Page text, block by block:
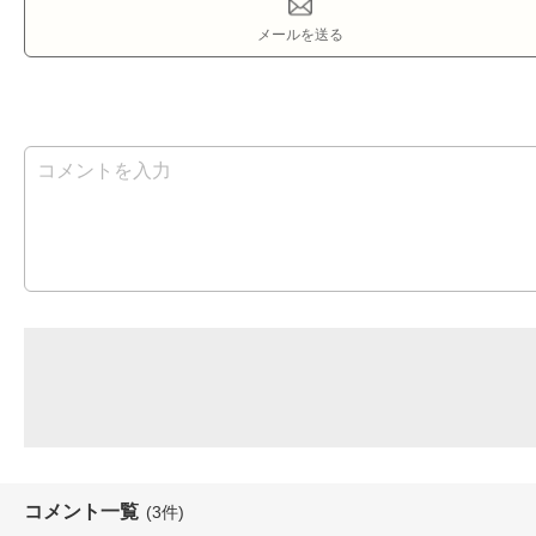
メールを送る
コメント一覧 (3件)